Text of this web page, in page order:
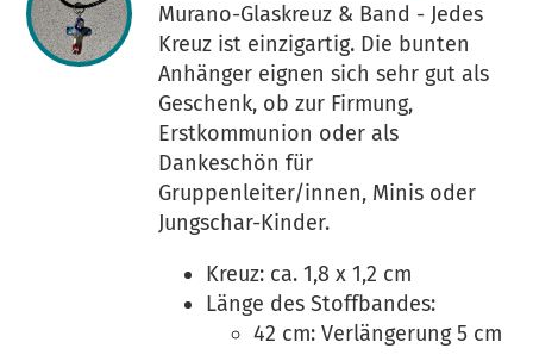
Murano-Glaskreuz & Band - Jedes
Kreuz ist einzigartig. Die bunten
Anhänger eignen sich sehr gut als
Geschenk, ob zur Firmung,
Erstkommunion oder als
Dankeschön für
Gruppenleiter/innen, Minis oder
Jungschar-Kinder.
Kreuz: ca. 1,8 x 1,2 cm
Länge des Stoffbandes:
42 cm: Verlängerung 5 cm